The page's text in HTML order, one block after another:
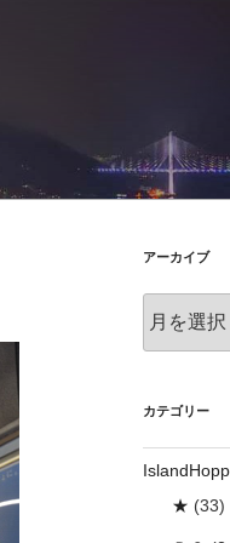
アーカイブ
ー
ブ
カテゴリー
★ (33)